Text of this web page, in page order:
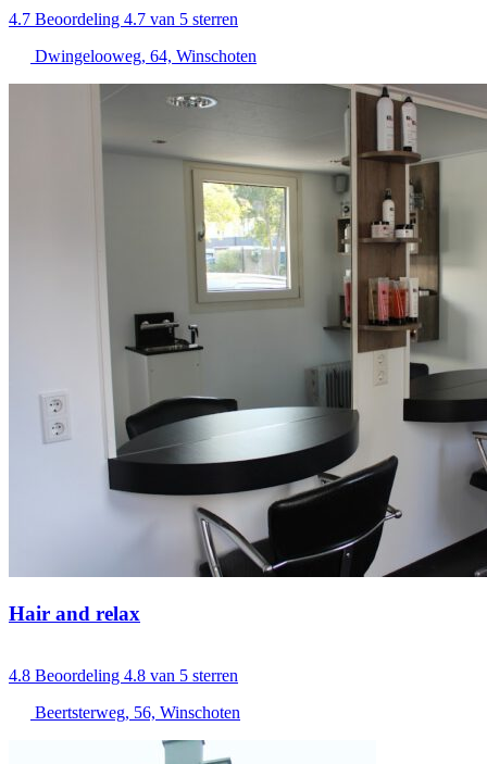
4.7 Beoordeling 4.7 van 5 sterren
Dwingelooweg, 64, Winschoten
Hair and relax
4.8 Beoordeling 4.8 van 5 sterren
Beertsterweg, 56, Winschoten